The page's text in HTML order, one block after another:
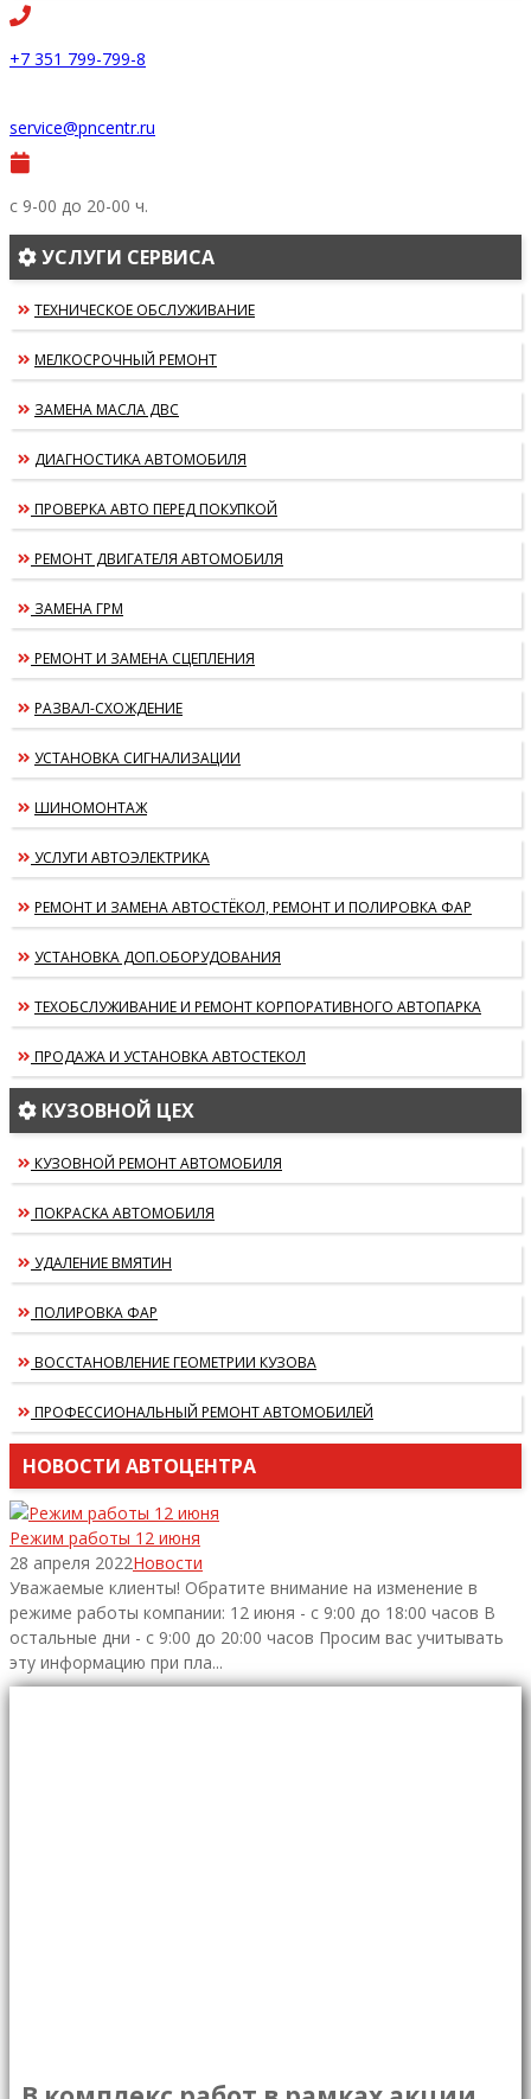
+7 351 799-799-8
service@pncentr.ru
с 9-00 до 20-00 ч.
УСЛУГИ СЕРВИСА
ТЕХНИЧЕСКОЕ ОБСЛУЖИВАНИЕ
МЕЛКОСРОЧНЫЙ РЕМОНТ
ЗАМЕНА МАСЛА ДВС
ДИАГНОСТИКА АВТОМОБИЛЯ
ПРОВЕРКА АВТО ПЕРЕД ПОКУПКОЙ
РЕМОНТ ДВИГАТЕЛЯ АВТОМОБИЛЯ
ЗАМЕНА ГРМ
РЕМОНТ И ЗАМЕНА СЦЕПЛЕНИЯ
РАЗВАЛ-СХОЖДЕНИЕ
УСТАНОВКА СИГНАЛИЗАЦИИ
ШИНОМОНТАЖ
УСЛУГИ АВТОЭЛЕКТРИКА
РЕМОНТ И ЗАМЕНА АВТОСТЁКОЛ, РЕМОНТ И ПОЛИРОВКА ФАР
УСТАНОВКА ДОП.ОБОРУДОВАНИЯ
ТЕХОБСЛУЖИВАНИЕ И РЕМОНТ КОРПОРАТИВНОГО АВТОПАРКА
ПРОДАЖА И УСТАНОВКА АВТОСТЕКОЛ
КУЗОВНОЙ ЦЕХ
КУЗОВНОЙ РЕМОНТ АВТОМОБИЛЯ
ПОКРАСКА АВТОМОБИЛЯ
УДАЛЕНИЕ ВМЯТИН
ПОЛИРОВКА ФАР
ВОССТАНОВЛЕНИЕ ГЕОМЕТРИИ КУЗОВА
ПРОФЕССИОНАЛЬНЫЙ РЕМОНТ АВТОМОБИЛЕЙ
НОВОСТИ АВТОЦЕНТРА
Режим работы 12 июня
28 апреля 2022Новости
Уважаемые клиенты! Обратите внимание на изменение в
режиме работы компании: 12 июня - с 9:00 до 18:00 часов В
остальные дни - с 9:00 до 20:00 часов Просим вас учитывать
эту информацию при пла...